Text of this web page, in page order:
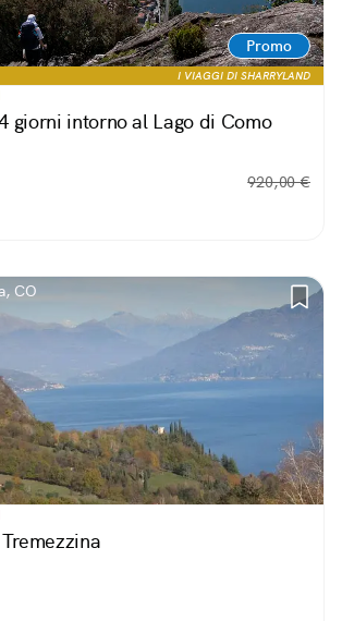
Promo
I VIAGGI DI SHARRYLAND
giorni intorno al Lago di Como
920,00 €
CO